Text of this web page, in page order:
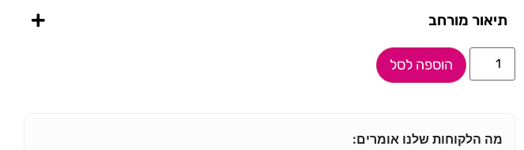
תיאור מורחב
הוספה לסל
מה הלקוחות שלנו אומרים: